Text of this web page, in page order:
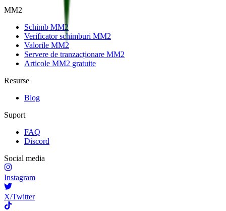
MM2
Schimb MM2
Verificator schimburi MM2
Valorile MM2
Servere de tranzacționare MM2
Articole MM2 gratuite
Resurse
Blog
Suport
FAQ
Discord
Social media
Instagram
X/Twitter